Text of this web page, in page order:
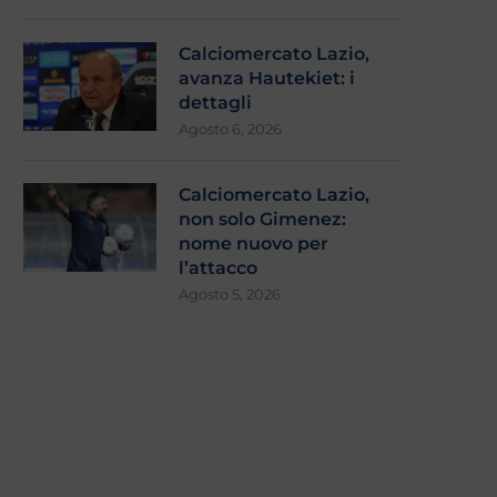
Calciomercato Lazio,
avanza Hautekiet: i
dettagli
Agosto 6, 2026
Calciomercato Lazio,
non solo Gimenez:
nome nuovo per
l’attacco
Agosto 5, 2026